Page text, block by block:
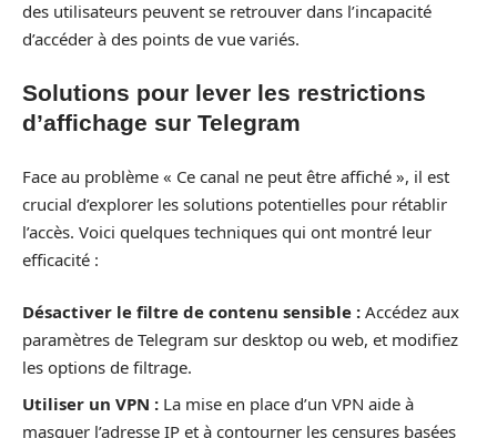
des utilisateurs peuvent se retrouver dans l’incapacité
d’accéder à des points de vue variés.
Solutions pour lever les restrictions
d’affichage sur Telegram
Face au problème « Ce canal ne peut être affiché », il est
crucial d’explorer les solutions potentielles pour rétablir
l’accès. Voici quelques techniques qui ont montré leur
efficacité :
Désactiver le filtre de contenu sensible : Accédez aux
paramètres de Telegram sur desktop ou web, et modifiez
les options de filtrage.
Utiliser un VPN : La mise en place d’un VPN aide à
masquer l’adresse IP et à contourner les censures basées